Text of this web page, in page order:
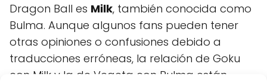
Dragon Ball es Milk, también conocida como
Bulma. Aunque algunos fans pueden tener
otras opiniones o confusiones debido a
traducciones erróneas, la relación de Goku
con Milk y la de Vegeta con Bulma están